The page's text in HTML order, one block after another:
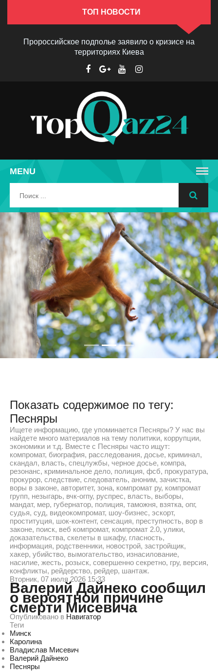
ТОП НОВОСТИ
Пророссийское подполье заявило о кризисе на
территориях Киева
MENU
Показать содержимое по тегу:
Песняры
Ищете информацию, где упоминается Песняры? У нас вы
найдете много материалов на тему политики, коррупции,
экономики и т.д. Вместе с Песняры часто ищут:
компромат, биография, расследования, досье, криминал,
скандал, власть, спецлужбы, черное досье, компра,
резонанс, криминальное дело, полиция, фсб, прокуратура,
прокурор, следствие, следователь, аноним, зачистка,
воры в законе, авторитет, зона, компромат ру, компромат
групп, незыгарь, вчк-огпу, руспрес, власть, выборы,
мандат, мер, губернатор, полиция, таможня, взятка, опг,
судья, суд, видеокомпромат, шоу-бизнес, эскорт,
проституция, шок-контент, сенсация, преступность, вор в
законе, поиск, веб компромат, компромат 2.0, улики,
доказательства, скелеты в шкафу, гласность,
информация, родственники, новострой, застройщик,
хакер, убийство, вымогательство, изнасилование,
насилие, жесть, розыск, совершенно секретно, гру, версия,
конфликты, рейдерство, рейдер, шантаж.
Вторник, 07 июля 2026 15:33
Валерий Дайнеко сообщил
о вероятной причине
смерти Мисевича
Опубликовано в Навигатор
Теги
Минск
Каролина
Владислав Мисевич
Валерий Дайнеко
Песняры